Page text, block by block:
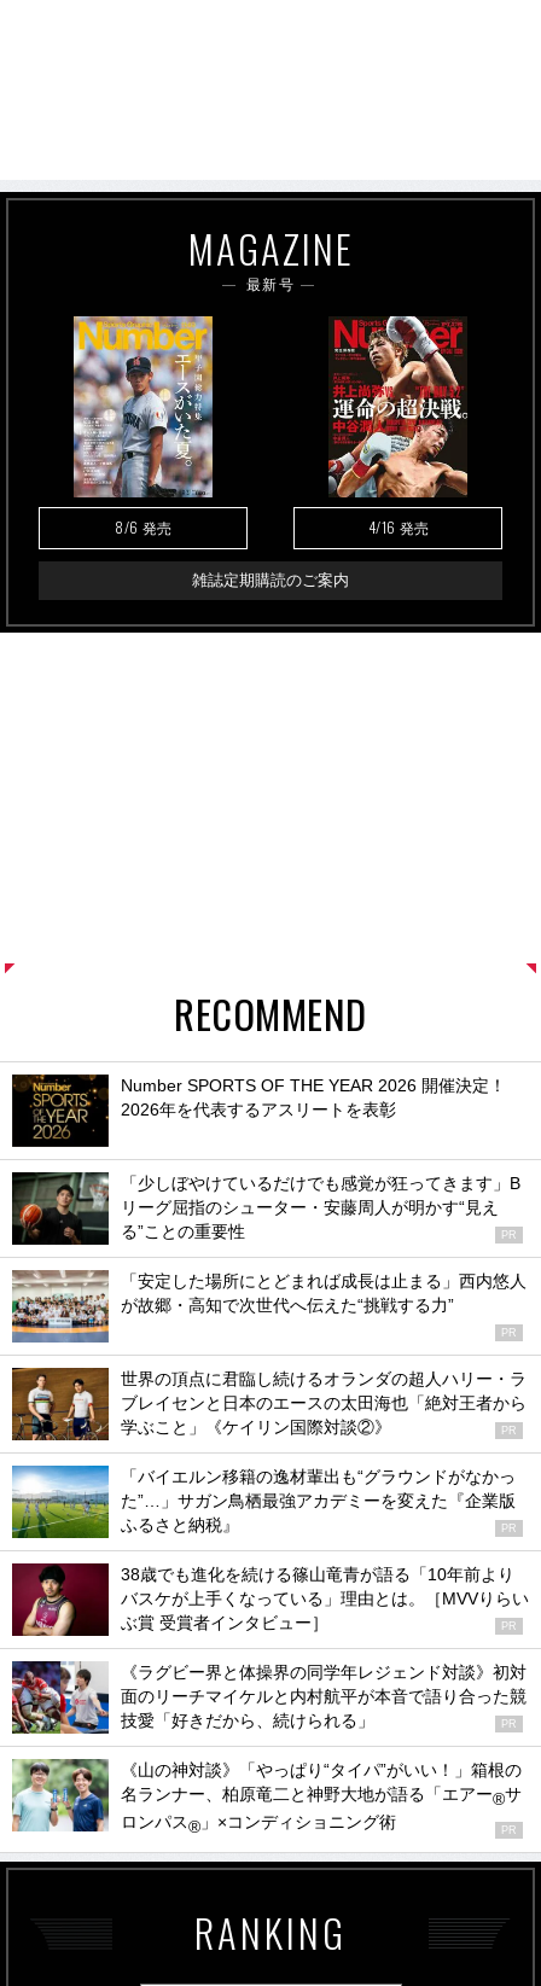
MAGAZINE
最新号
8/6 発売 4/16 発売
雑誌定期購読のご案内
RECOMMEND
Number SPORTS OF THE YEAR 2026 開催決定！
2026年を代表するアスリートを表彰
「少しぼやけているだけでも感覚が狂ってきます」B
リーグ屈指のシューター・安藤周人が明かす“見え
る”ことの重要性
PR
「安定した場所にとどまれば成長は止まる」西内悠人
が故郷・高知で次世代へ伝えた“挑戦する力”
PR
世界の頂点に君臨し続けるオランダの超人ハリー・ラ
ブレイセンと日本のエースの太田海也「絶対王者から
学ぶこと」《ケイリン国際対談②》
PR
「バイエルン移籍の逸材輩出も“グラウンドがなかっ
た”…」サガン鳥栖最強アカデミーを変えた『企業版
ふるさと納税』
PR
38歳でも進化を続ける篠山竜青が語る「10年前より
バスケが上手くなっている」理由とは。［MVVりらい
ぶ賞 受賞者インタビュー］
PR
《ラグビー界と体操界の同学年レジェンド対談》初対
面のリーチマイケルと内村航平が本音で語り合った競
技愛「好きだから、続けられる」
PR
《山の神対談》「やっぱり“タイパ”がいい！」箱根の
名ランナー、柏原竜二と神野大地が語る「エアー®サ
ロンパス® 」×コンディショニング術 PR
RANKING